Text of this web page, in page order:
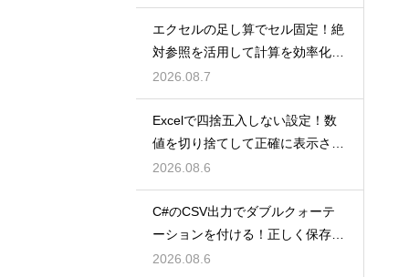
エクセルの足し算でセル固定！絶
対参照を活用して計算を効率化し
よう
2026.08.7
Excelで四捨五入しない設定！数
値を切り捨てして正確に表示させ
るコツ
2026.08.6
C#のCSV出力でダブルクォーテ
ーションを付ける！正しく保存す
るコツ
2026.08.6